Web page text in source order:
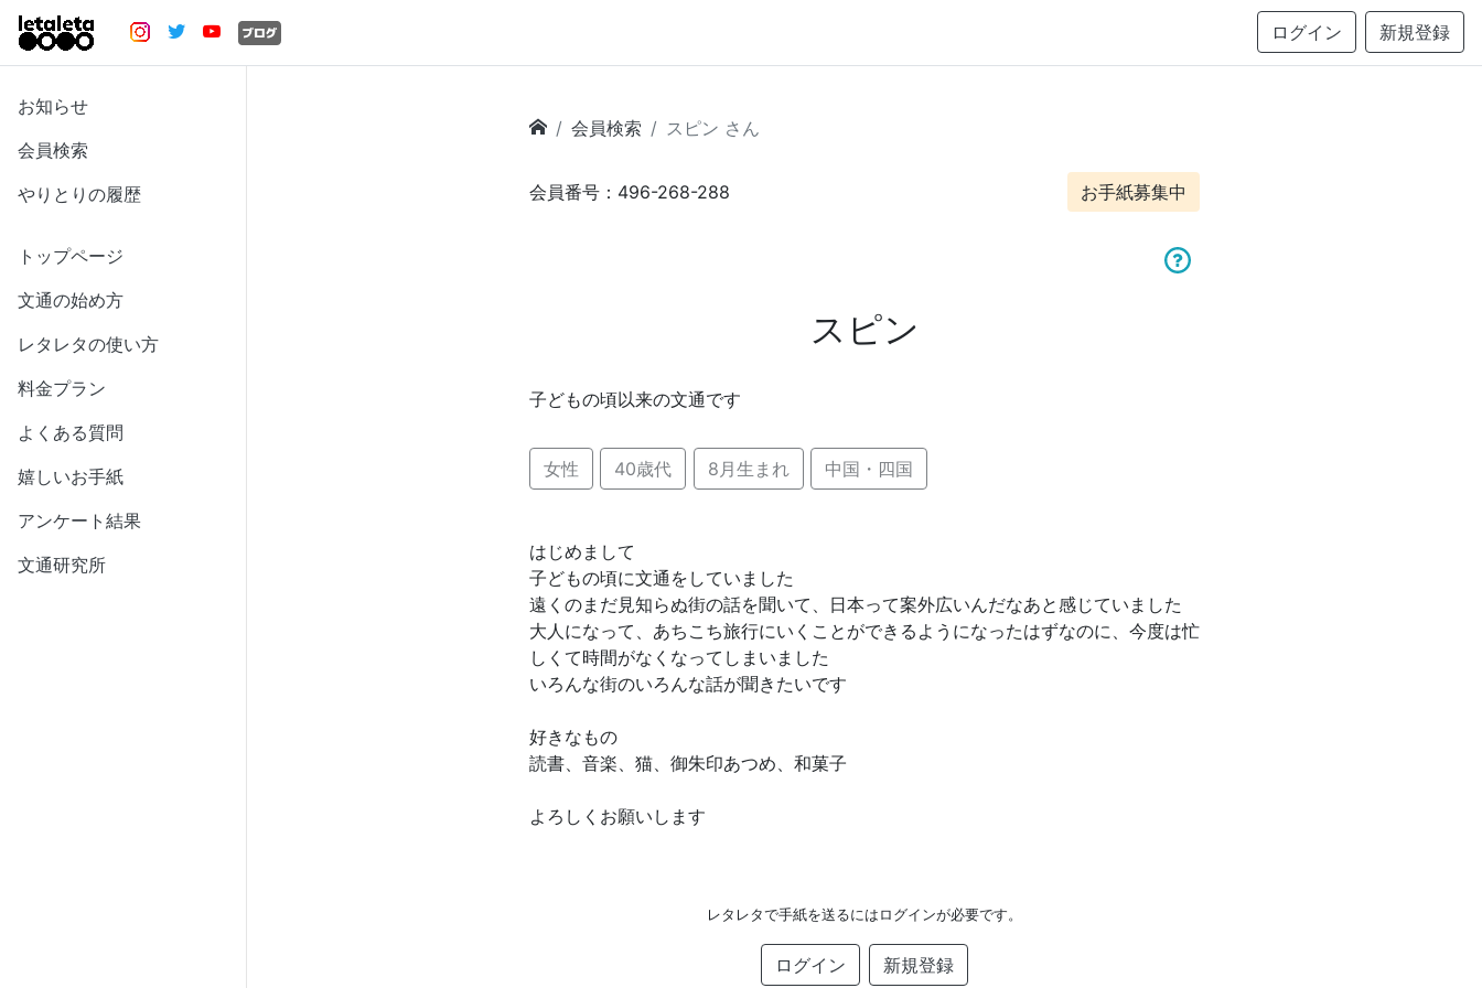
ログイン 新規登録
お知らせ
会員検索
やりとりの履歴
トップページ
文通の始め方
レタレタの使い方
料金プラン
よくある質問
嬉しいお手紙
アンケート結果
文通研究所
会員検索 スピン さん
会員番号：496-268-288 お手紙募集中
スピン
子どもの頃以来の文通です
女性 40歳代 8月生まれ 中国・四国
はじめまして
子どもの頃に文通をしていました
遠くのまだ見知らぬ街の話を聞いて、日本って案外広いんだなあと感じていました
大人になって、あちこち旅行にいくことができるようになったはずなのに、今度は忙
しくて時間がなくなってしまいました
いろんな街のいろんな話が聞きたいです
好きなもの
読書、音楽、猫、御朱印あつめ、和菓子
よろしくお願いします
レタレタで手紙を送るにはログインが必要です。
ログイン 新規登録